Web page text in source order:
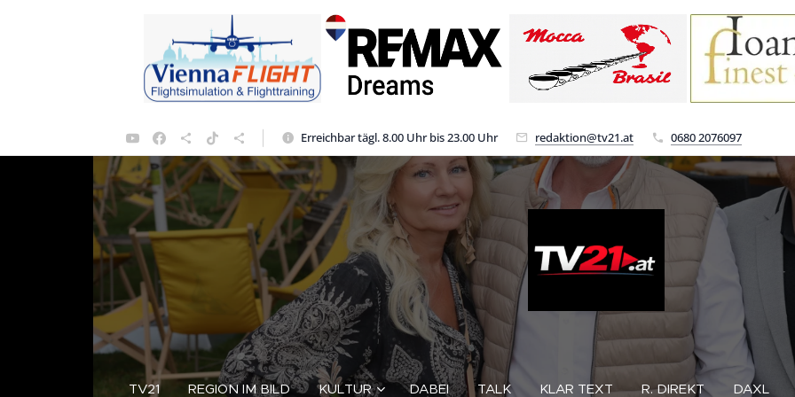
Erreichbar tägl. 8.00 Uhr bis 23.00 Uhr redaktion@tv21.at 0680 2076097
TV21 REGION IM BILD KULTUR DABEI TALK KLAR TEXT R. DIREKT DAXL